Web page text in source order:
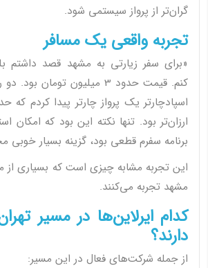
گران‌تر از پرواز سیستمی شود.
تجربه واقعی یک مسافر
«برای سفر زیارتی به مشهد قصد داشتم
کنم. قیمت حدود 3 میلیون تومان
ارزان‌تر بود. تنها نکته این بود که امکان
برنامه سفرم قطعی بود، گزینه بسیار
این تجربه مشابه چیزی است که بسیاری از
مشهد تجربه می‌کنند.
کدام ایرلاین‌ها در مسیر
دارند؟
از جمله شرکت‌های فعال در این مسیر: